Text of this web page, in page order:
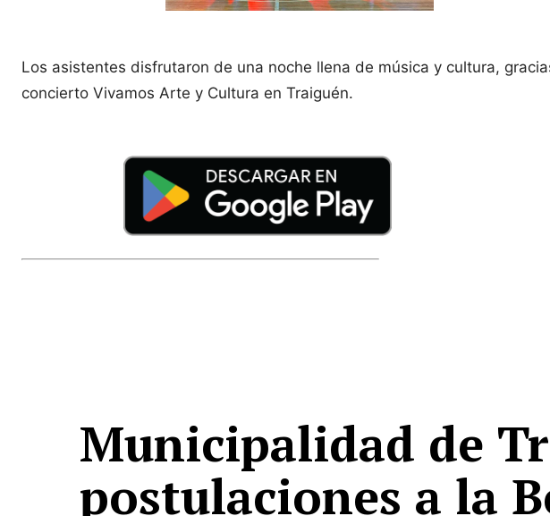
Los asistentes disfrutaron de una noche llena de música y cultura,
concierto Vivamos Arte y Cultura en Traiguén.